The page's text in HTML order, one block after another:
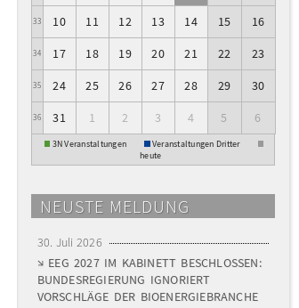
33 10 11 12 13 14 15 16
34 17 18 19 20 21 22 23
35 24 25 26 27 28 29 30
36 31 1 2 3 4 5 6
3N Veranstaltungen
Veranstaltungen Dritter
heute
NEUSTE MELDUNG
30. Juli 2026
EEG 2027 IM KABINETT BESCHLOSSEN:
BUNDESREGIERUNG IGNORIERT
VORSCHLÄGE DER BIOENERGIEBRANCHE